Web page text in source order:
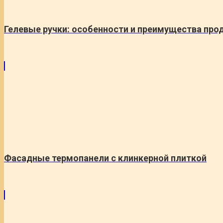
Гелевые ручки: особенности и преимущества
Фасадные термопанели с клинкерной плиткой